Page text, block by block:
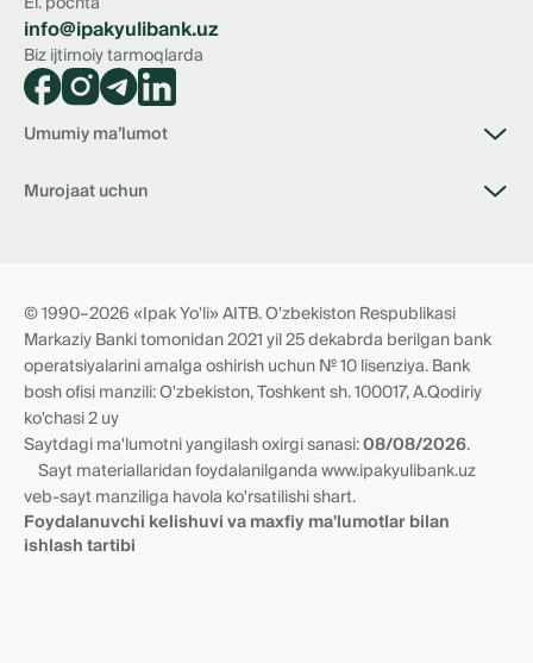
info@ipakyulibank.uz
Biz ijtimoiy tarmoqlarda
Umumiy ma’lumot
Bo‘sh ish o‘rinlari
Yangiliklar
Rekvizitlar va filiallar
Murojaat uchun
Tranzit hisobraqamlari
Vakillik munosabatlari
© 1990–2026 «Ipak Yo'li» AITB. O'zbekiston Respublikasi
Markaziy Banki tomonidan 2021 yil 25 dekabrda berilgan bank
operatsiyalarini amalga oshirish uchun № 10 lisenziya. Bank
bosh ofisi manzili: O'zbekiston, Toshkent sh. 100017, A.Qodiriy
ko'chasi 2 uy
Saytdagi ma'lumotni yangilash oxirgi sanasi:08/08/2026.
Sayt materiallaridan foydalanilganda www.ipakyulibank.uz
veb-sayt manziliga havola ko'rsatilishi shart.
Foydalanuvchi kelishuvi va maxfiy ma'lumotlar bilan
ishlash tartibi